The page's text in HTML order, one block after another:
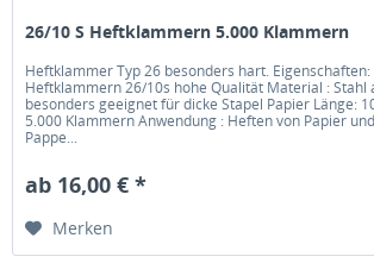
26/10 S Heftklammern 5.000 Klammern
Heftklammer Typ 26 besonders hart. Eigenschaften:
Heftklammern 26/10s hohe Qualität Material : Stahl
besonders geeignet für dicke Stapel Papier Länge:
5.000 Klammern Anwendung : Heften von Papier
Pappe...
ab 16,00 € *
Merken